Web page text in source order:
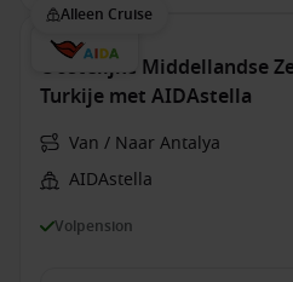
Alleen Cruise
Oostelijke Middellandse
Turkije met AIDAstella
Van / Naar Antalya
AIDAstella
Volpension